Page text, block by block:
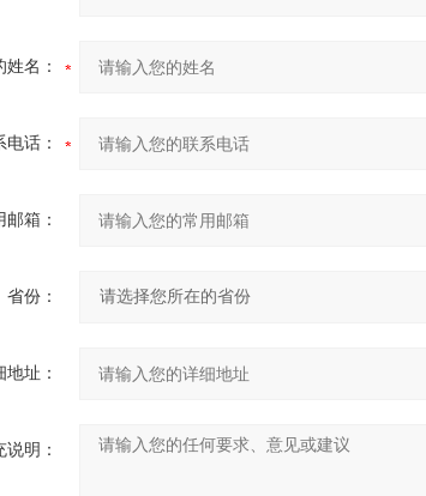
姓名：
电话：
邮箱：
省份：
地址：
说明：